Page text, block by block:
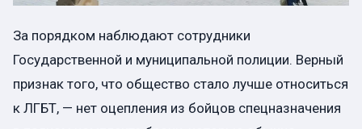
За порядком наблюдают сотрудники
Государственной и муниципальной полиции. Верный
признак того, что общество стало лучше относиться
к ЛГБТ, — нет оцепления из бойцов спецназначения